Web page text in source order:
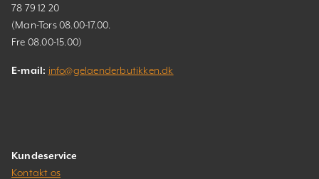
78 79 12 20
(Man-Tors 08.00-17.00.
Fre 08.00-15.00)
E-mail: info@gelaenderbutikken.dk
Kundeservice
Kontakt os